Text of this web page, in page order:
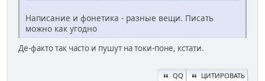
Написание и фонетика - разные вещи. Писать
можно как угодно
Де-факто так часто и пушут на токи-поне, кстати.
QQ ЦИТИРОВАТЬ